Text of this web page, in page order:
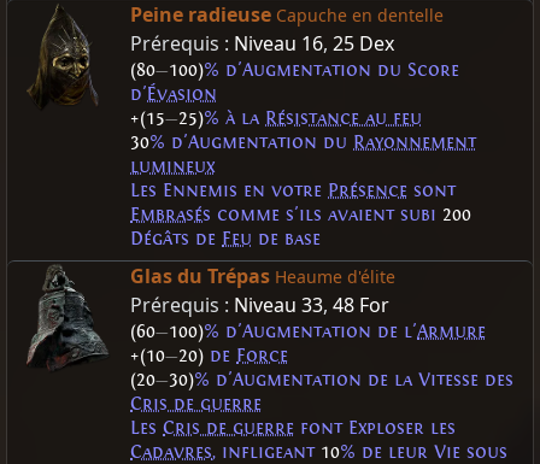
Peine radieuse Capuche en dentelle
Prérequis : Niveau 16, 25 Dex
(80—100)% d'Augmentation du Score
d'Évasion
+(15—25)% à la Résistance au feu
30% d'Augmentation du Rayonnement
lumineux
Les Ennemis en votre Présence sont
Embrasés comme s'ils avaient subi 200
Dégâts de Feu de base
Glas du Trépas Heaume d'élite
Prérequis : Niveau 33, 48 For
(60—100)% d'Augmentation de l'Armure
+(10—20) de Force
(20—30)% d'Augmentation de la Vitesse des
Cris de guerre
Les Cris de guerre font Exploser les
Cadavres, infligeant 10% de leur Vie sous